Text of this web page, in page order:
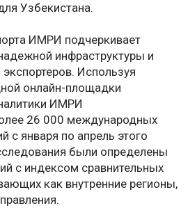
Узбекистана.
ИМРИ подчеркивает
инфраструктуры и
Используя
онлайн-площадки
ИМРИ
26 000 международных
с января по апрель этого
были определены
с индексом сравнительных
как внутренние регионы,